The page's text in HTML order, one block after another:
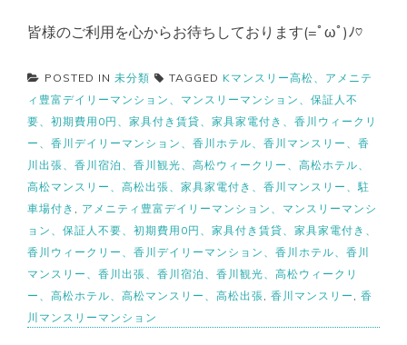
皆様のご利用を心からお待ちしております(=ﾟωﾟ)ﾉ♡
POSTED IN 未分類 TAGGED Kマンスリー高松、アメニテ
ィ豊富デイリーマンション、マンスリーマンション、保証人不
要、初期費用0円、家具付き賃貸、家具家電付き、香川ウィークリ
ー、香川デイリーマンション、香川ホテル、香川マンスリー、香
川出張、香川宿泊、香川観光、高松ウィークリー、高松ホテル、
高松マンスリー、高松出張、家具家電付き、香川マンスリー、駐
車場付き , アメニティ豊富デイリーマンション、マンスリーマンシ
ョン、保証人不要、初期費用0円、家具付き賃貸、家具家電付き、
香川ウィークリー、香川デイリーマンション、香川ホテル、香川
マンスリー、香川出張、香川宿泊、香川観光、高松ウィークリ
ー、高松ホテル、高松マンスリー、高松出張, 香川マンスリー , 香
川マンスリーマンション